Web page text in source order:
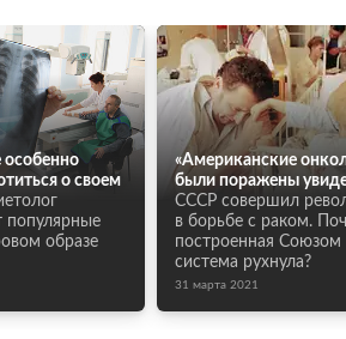
особенно
о своем
популярные
образе
«Американские
были поражены
СССР совершил
в борьбе с раком.
построенная Союзом
система рухнула?
31 марта 2021